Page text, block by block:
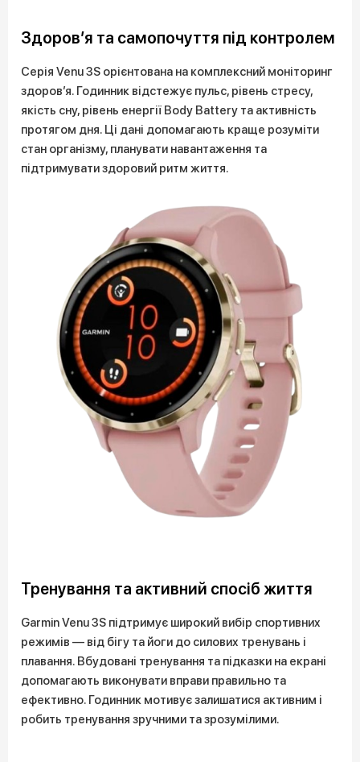
Здоров’я та самопочуття під контролем
Серія Venu 3S орієнтована на комплексний моніторинг
здоров’я. Годинник відстежує пульс, рівень стресу,
якість сну, рівень енергії Body Battery та активність
протягом дня. Ці дані допомагають краще розуміти
стан організму, планувати навантаження та
підтримувати здоровий ритм життя.
Тренування та активний спосіб життя
Garmin Venu 3S підтримує широкий вибір спортивних
режимів — від бігу та йоги до силових тренувань і
плавання. Вбудовані тренування та підказки на екрані
допомагають виконувати вправи правильно та
ефективно. Годинник мотивує залишатися активним і
робить тренування зручними та зрозумілими.